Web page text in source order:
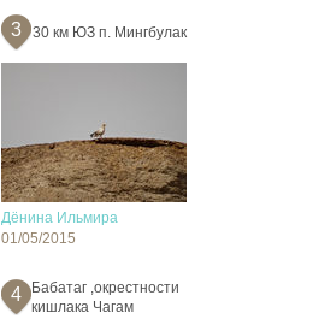
3 30 км ЮЗ п. Мингбулак
Дёнина Ильмира
01/05/2015
4
Бабатаг ,окрестности
кишлака Чагам